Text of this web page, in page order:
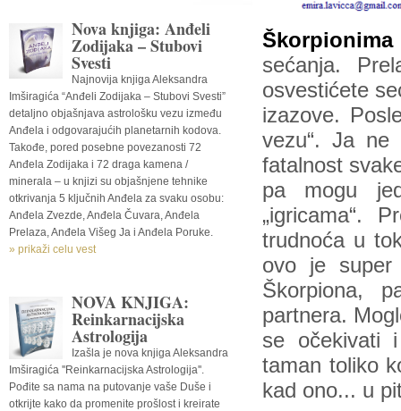
Nova knjiga: Anđeli
Zodijaka – Stubovi
Svesti
Najnovija knjiga Aleksandra
Imširagića “Anđeli Zodijaka – Stubovi Svesti”
detaljno objašnjava astrološku vezu između
Anđela i odgovarajućih planetarnih kodova.
Takođe, pored posebne povezanosti 72
Anđela Zodijaka i 72 draga kamena /
minerala – u knjizi su objašnjene tehnike
otkrivanja 5 ključnih Anđela za svaku osobu:
Anđela Zvezde, Anđela Čuvara, Anđela
Prelaza, Anđela Višeg Ja i Anđela Poruke.
» prikaži celu vest
NOVA KNJIGA:
Reinkarnacijska
Astrologija
Izašla je nova knjiga Aleksandra
Imširagića ''Reinkarnacijska Astrologija''.
Pođite sa nama na putovanje vaše Duše i
otkrijte kako da promenite prošlost i kreirate
Škorpionima
sećanja.
osvestićete
izazove.
vezu“. Ja ne
fatalnost
pa mogu
„igricama“.
trudnoća u
ovo je super
Škorpiona,
partnera.
se očekivati
taman toliko
kad ono... u